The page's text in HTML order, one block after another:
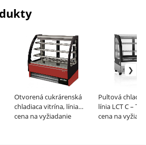
Otvorená cukrárenská
chladiaca vitrína, línia
Ambar – INFRICO
cena na vyžiadanie
Pultová
línia LCT C –
cena na